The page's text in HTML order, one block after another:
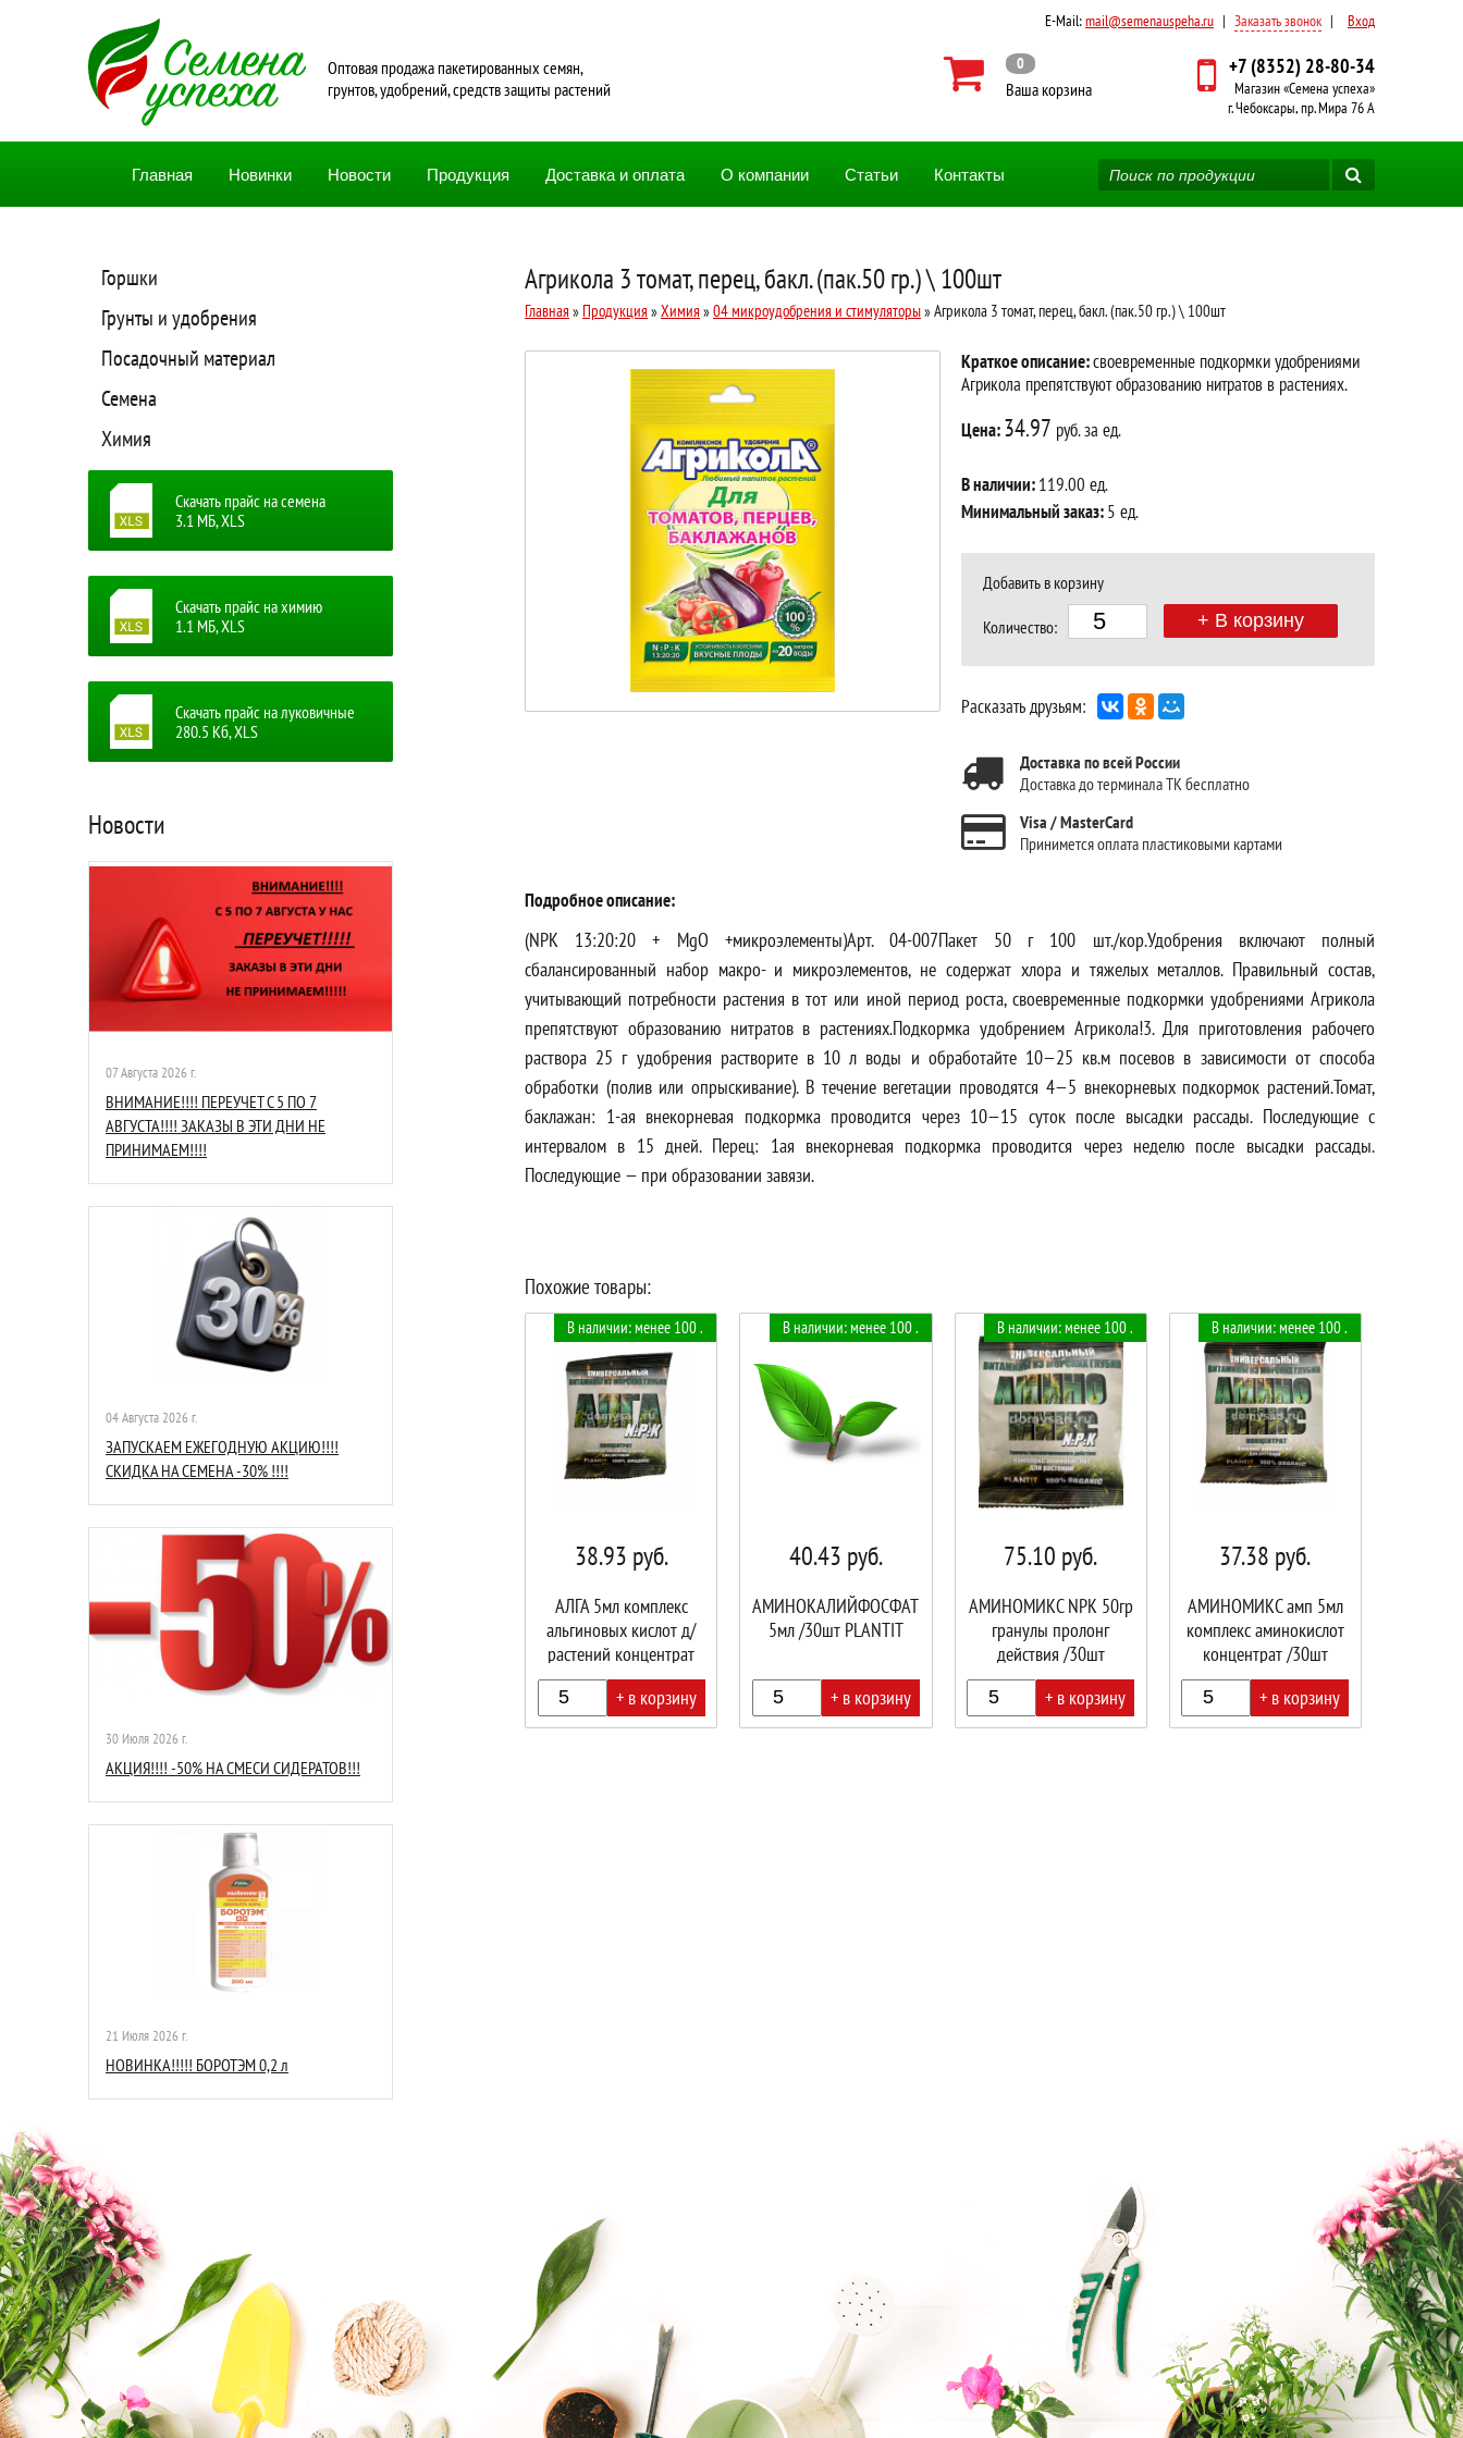
E-Mail:mail@semenauspeha.ru | Заказать звонок | Вход
Oптовая продажа пакетированных семян,
грунтов, удобрений, средств защиты растений
0
Ваша корзина
+7 (8352) 28-80-34
Магазин «Семена успеха»
г. Чебоксары, пр. Мира 76 А
Главная Новинки Новости Продукция Доставка и оплата О компании Статьи Контакты
Горшки
Грунты и удобрения
Посадочный материал
Семена
Химия
Скачать прайс на семена
3.1 MБ, XLS
Скачать прайс на химию
1.1 MБ, XLS
Скачать прайс на луковичные
280.5 Кб, XLS
Новости
07 Августа 2026 г.
ВНИМАНИЕ!!!! ПЕРЕУЧЕТ С 5 ПО 7
АВГУСТА!!!! ЗАКАЗЫ В ЭТИ ДНИ НЕ
ПРИНИМАЕМ!!!!
04 Августа 2026 г.
ЗАПУСКАЕМ ЕЖЕГОДНУЮ АКЦИЮ!!!!
СКИДКА НА СЕМЕНА -30% !!!!
30 Июля 2026 г.
АКЦИЯ!!!! -50% НА СМЕСИ СИДЕРАТОВ!!!
21 Июля 2026 г.
НОВИНКА!!!!! БОРОТЭМ 0,2 л
Агрикола 3 томат, перец, бакл. (пак.50 гр.) \ 100шт
Главная » Продукция »Химия »04 микроудобрения и стимуляторы» Агрикола 3 томат, перец, бакл. (пак.50 гр.) \ 100шт
Краткое описание:своевременные подкормки удобрениями
Агрикола препятствуют образованию нитратов в растениях.
Цена:34.97 руб. за ед.
В наличии:119.00 ед.
Минимальный заказ:5 ед.
Добавить в корзину
Количество: + В корзину
Расказать друзьям:
Доставка по всей России
Доставка до терминала ТК бесплатно
Visa / MasterCard
Принимется оплата пластиковыми картами
Подробное описание:
(NPK 13:20:20 + MgO +микроэлементы)Арт. 04-007Пакет 50 г 100 шт./кор.Удобрения включают полный
сбалансированный набор макро- и микроэлементов, не содержат хлора и тяжелых металлов. Правильный состав,
учитывающий потребности растения в тот или иной период роста, своевременные подкормки удобрениями Агрикола
препятствуют образованию нитратов в растениях.Подкормка удобрением Агрикола!3. Для приготовления рабочего
раствора 25 г удобрения растворите в 10 л воды и обработайте 10—25 кв.м посевов в зависимости от способа
обработки (полив или опрыскивание). В течение вегетации проводятся 4—5 внекорневых подкормок растений.Томат,
баклажан: 1-ая внекорневая подкормка проводится через 10—15 суток после высадки рассады. Последующие с
интервалом в 15 дней. Перец: 1ая внекорневая подкормка проводится через неделю после высадки рассады.
Последующие — при образовании завязи.
Похожие товары:
В наличии: менее 100 .
38.93 руб.
АЛГА 5мл комплекс
альгиновых кислот д/
растений концентрат
/30 PLANTIT
+ в корзину
В наличии: менее 100 .
40.43 руб.
АМИНОКАЛИЙФОСФАТ
5мл /30шт PLANTIT
+ в корзину
В наличии: менее 100 .
75.10 руб.
АМИНОМИКС NPK 50гр
гранулы пролонг
действия /30шт
PLANTIT
+ в корзину
В наличии: менее 100 .
37.38 руб.
АМИНОМИКС амп 5мл
комплекс аминокислот
концентрат /30шт
PLANTIT
+ в корзину